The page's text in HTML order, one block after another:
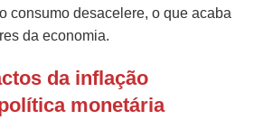
consumo desacelere, o que acaba
da economia.
da inflação
monetária